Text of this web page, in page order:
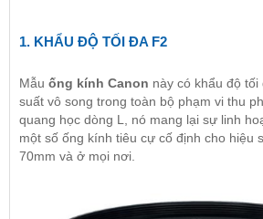
1. KHẨU ĐỘ TỐI ĐA F2
Mẫu ống kính Canon này có khẩu độ
suất vô song trong toàn bộ phạm vi thu
quang học dòng L, nó mang lại sự linh
một số ống kính tiêu cự cố định cho hiệu
70mm và ở mọi nơi.